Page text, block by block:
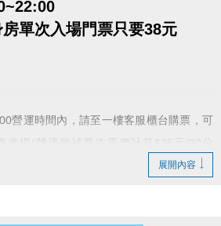
單次入場門票只要38元
營運時間內，請至一樓客服櫃台購票，可
進場(體適能補票依原價計算$25元/30分
展開內容